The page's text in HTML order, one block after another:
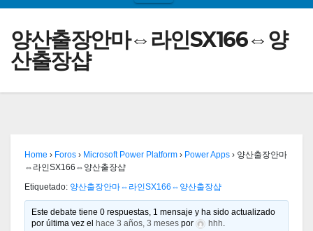
양산출장안마⇔라인SX166⇔양
산출장샵
Home › Foros › Microsoft Power Platform › Power Apps › 양산출장안마
⇔라인SX166⇔양산출장샵
Etiquetado: 양산출장안마⇔라인SX166⇔양산출장샵
Este debate tiene 0 respuestas, 1 mensaje y ha sido actualizado
por última vez el
hace 3 años, 3 meses por hhh.